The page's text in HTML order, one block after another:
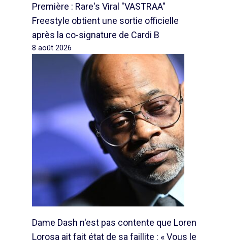
Première : Rare's Viral "VASTRAA"
Freestyle obtient une sortie officielle
après la co-signature de Cardi B
8 août 2026
Dame Dash n'est pas contente que Loren
Lorosa ait fait état de sa faillite : « Vous le